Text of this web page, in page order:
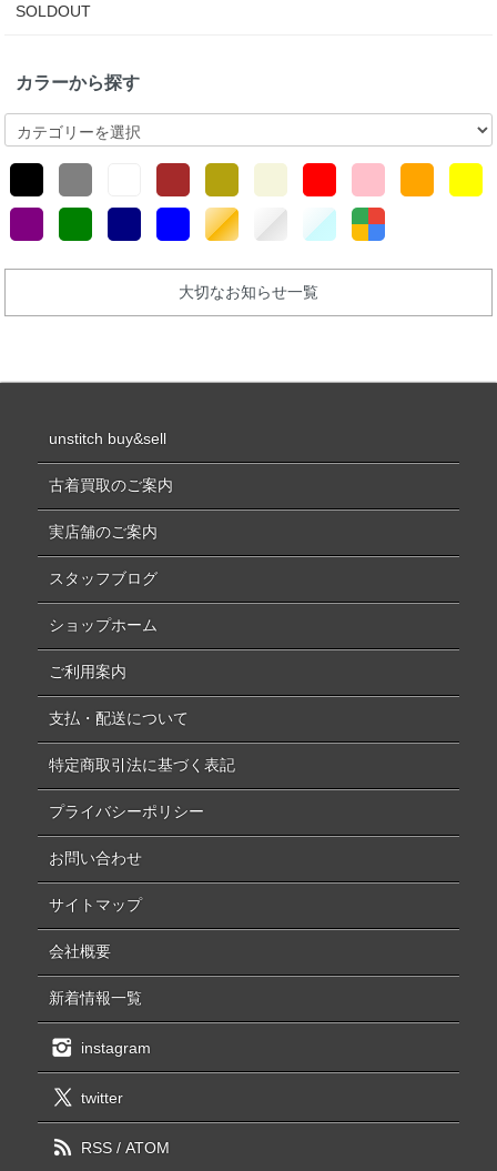
SOLDOUT
カラーから探す
大切なお知らせ一覧
unstitch buy&sell
古着買取のご案内
実店舗のご案内
スタッフブログ
ショップホーム
ご利用案内
支払・配送について
特定商取引法に基づく表記
プライバシーポリシー
お問い合わせ
サイトマップ
会社概要
新着情報一覧
instagram
twitter
RSS/ ATOM